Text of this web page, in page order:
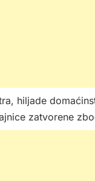
hiljade
zatvorene